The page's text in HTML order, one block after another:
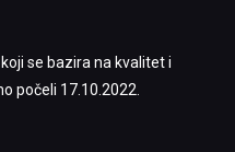
se bazira na kvalitet i
počeli 17.10.2022.